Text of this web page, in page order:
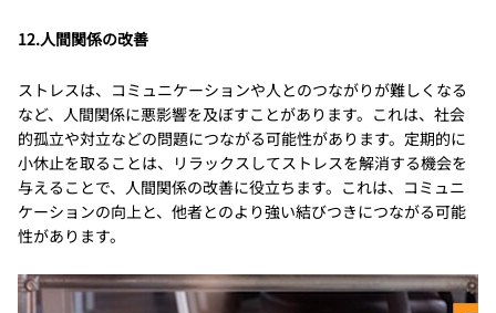
12.人間関係の改善
ストレスは、コミュニケーションや人とのつながりが難しくなる
など、人間関係に悪影響を及ぼすことがあります。これは、社会
的孤立や対立などの問題につながる可能性があります。定期的に
小休止を取ることは、リラックスしてストレスを解消する機会を
与えることで、人間関係の改善に役立ちます。これは、コミュニ
ケーションの向上と、他者とのより強い結びつきにつながる可能
性があります。